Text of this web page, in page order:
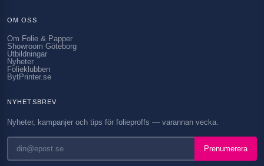
OM OSS
Om Folie & Papper
Showroom Göteborg
Utbildningar
Nyheter
Folieklubben
BytPrinter.se
NYHETSBREV
Nyheter, kampanjer och tips för folieproffs — varannan vecka.
Prenumerera